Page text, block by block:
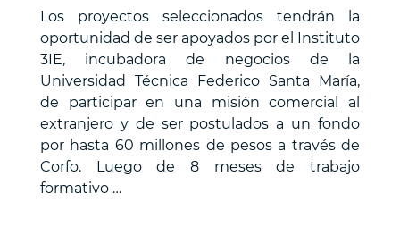
negocios
del
país”
Los proyectos seleccionados tendrán la
oportunidad de ser apoyados por el Instituto
3IE, incubadora de negocios de la
Universidad Técnica Federico Santa María,
de participar en una misión comercial al
extranjero y de ser postulados a un fondo
por hasta 60 millones de pesos a través de
Corfo. Luego de 8 meses de trabajo
formativo …